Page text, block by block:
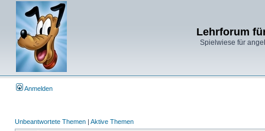
Lehrforum
Spielwiese für
Anmelden
Unbeantwortete Themen | Aktive Themen